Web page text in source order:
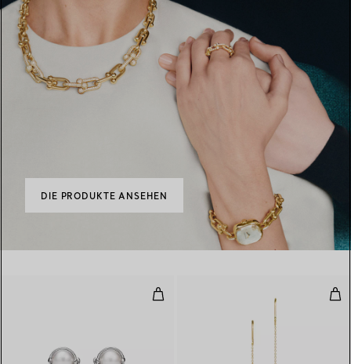
DIE PRODUKTE ANSEHEN
Olive Leaf Ohrstecker in